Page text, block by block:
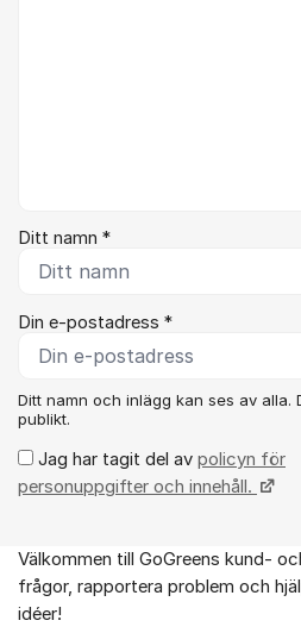
Ditt namn *
Din e-postadress *
Ditt namn och inlägg kan ses av alla.
publikt.
Jag har tagit del av policyn för
personuppgifter och innehåll.
Om forumet
Välkommen till GoGreens kund-
frågor, rapportera problem och
idéer!